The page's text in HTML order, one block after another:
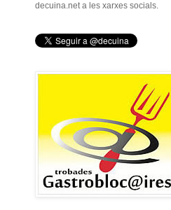
decuina.net a les xarxes socials.